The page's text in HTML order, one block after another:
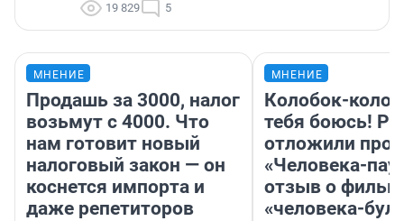
19 829 5
МНЕНИЕ
Продашь за 3000, налог
возьмут с 4000. Что
нам готовит новый
налоговый закон — он
коснется импорта и
даже репетиторов
МНЕНИЕ
Колобок-
тебя боюсь!
отложили
«Человека-
отзыв о
«человека-